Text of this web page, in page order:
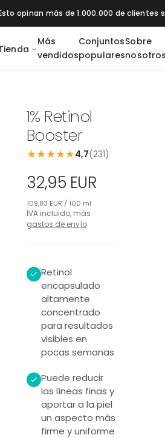
opinan más de 1.000.000 de
Más
vendidos
Conjuntos
populares
Sobre
Booster
solar
1% Retinol
Booster
★★★★★4,7(231)
32,95 EUR
109,83 EUR / 100 ml
IVA incluido, más
gastos de envío
Retinol
encapsulado
altamente
concentrado
para resultados
visibles en
pocas semanas
Puede reducir
las líneas finas y
aportar a la piel
un aspecto más
firme y uniforme